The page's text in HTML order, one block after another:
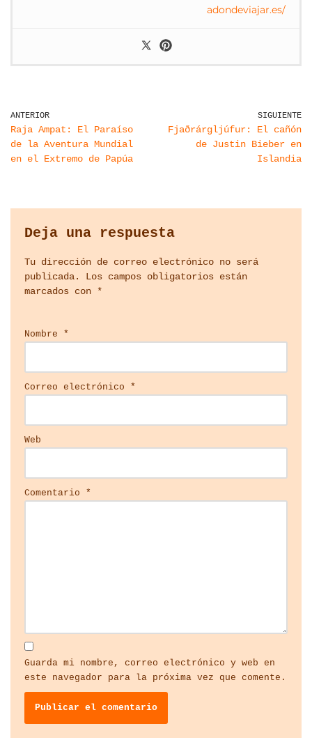
adondeviajar.es/
ANTERIOR
Raja Ampat: El Paraíso
de la Aventura Mundial
en el Extremo de Papúa
SIGUIENTE
Fjaðrárgljúfur: El cañón
de Justin Bieber en
Islandia
Deja una respuesta
Tu dirección de correo electrónico no será
publicada.
Los campos obligatorios están
marcados con *
Nombre *
Correo electrónico *
Web
Comentario *
Guarda mi nombre, correo electrónico y web en
este navegador para la próxima vez que comente.